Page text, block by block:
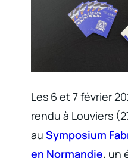
Les 6 et 7 février
rendu à Louviers
au Symposium
en Normandie, un